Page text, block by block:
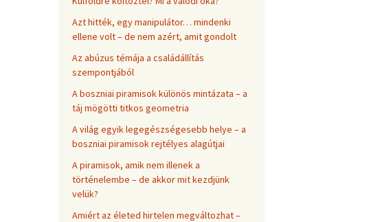
Azt hitték, egy manipulátor… mindenki
ellene volt – de nem azért, amit gondolt
Az abúzus témája a családállítás
szempontjából
A boszniai piramisok különös mintázata – a
táj mögötti titkos geometria
A világ egyik legegészségesebb helye – a
boszniai piramisok rejtélyes alagútjai
A piramisok, amik nem illenek a
történelembe – de akkor mit kezdjünk
velük?
Amiért az életed hirtelen megváltozhat –